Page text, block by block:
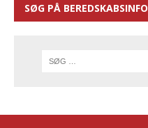
SØG PÅ BEREDSKABSINFO